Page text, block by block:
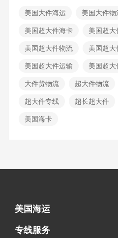
美国大件海运 美国大件物
美国超大件海卡 美国超大
美国超大件物流 美国超大
美国超大件运输 美国超大
大件货物流 超大件物流
超大件专线 超长超大件
美国海卡
美国海运
海运拼柜
海运整柜
美国海卡
加拿大海运
专线服务